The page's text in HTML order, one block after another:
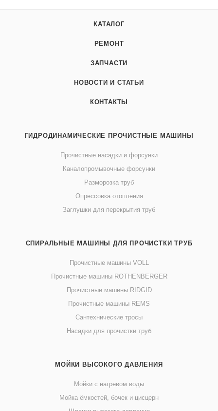
КАТАЛОГ
РЕМОНТ
ЗАПЧАСТИ
НОВОСТИ И СТАТЬИ
КОНТАКТЫ
ГИДРОДИНАМИЧЕСКИЕ ПРОЧИСТНЫЕ МАШИНЫ
Прочистные насадки и форсунки
Каналопромывочные форсунки
Разморозка труб
Опрессовка отопления
Заглушки для перекрытия труб
СПИРАЛЬНЫЕ МАШИНЫ ДЛЯ ПРОЧИСТКИ ТРУБ
Прочистные машины VOLL
Прочистные машины ROTHENBERGER
Прочистные машины RIDGID
Прочистные машины REMS
Сантехнические тросы
Насадки для прочистки труб
МОЙКИ ВЫСОКОГО ДАВЛЕНИЯ
Мойки с нагревом воды
Мойка ёмкостей, бочек и цисцерн